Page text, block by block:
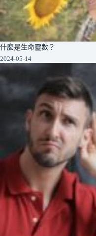
什麼是生命靈數？
2024-05-14